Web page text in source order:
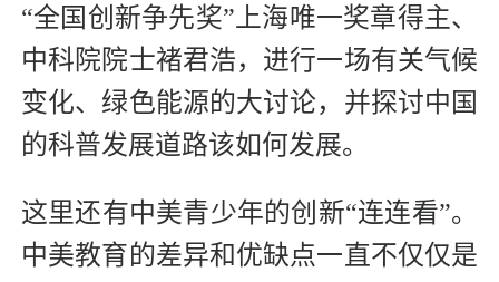
“全国创新争先奖”上海唯一奖章得主、
中科院院士褚君浩，进行一场有关气候
变化、绿色能源的大讨论，并探讨中国
的科普发展道路该如何发展。
这里还有中美青少年的创新“连连看”。
中美教育的差异和优缺点一直不仅仅是